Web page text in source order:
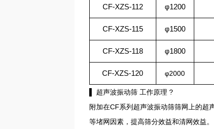
CF-XZS-112 φ1200
CF-XZS-115 φ1500
CF-XZS-118 φ1800
CF-XZS-120 φ2000
▌ 超声波振动筛 工作原理 ?
附加在CF系列超声波振动筛筛网上的超
等堵网因素，提高筛分效益和清网效益。